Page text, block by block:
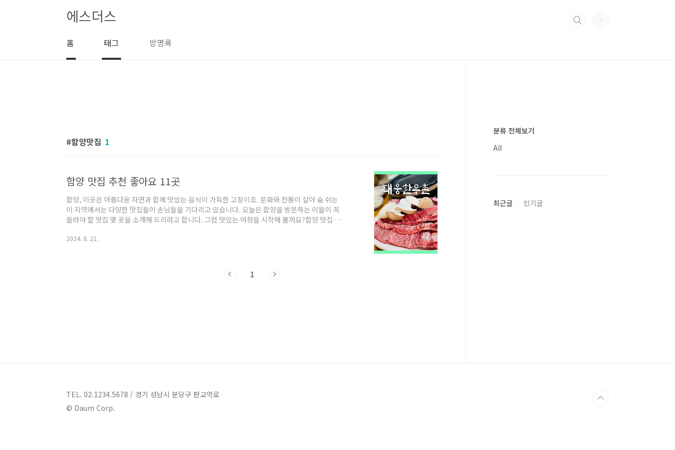
에스더스
홈 태그 방명록
함양맛집 1
함양 맛집 추천 좋아요 11곳
함양, 이곳은 아름다운 자연과 함께 맛있는 음식이 가득한 고장이죠. 문화와 전통이 살아 숨 쉬는
이 지역에서는 다양한 맛집들이 손님들을 기다리고 있습니다. 오늘은 함양을 방문하는 이들이 꼭
들러야 할 맛집 몇 곳을 소개해 드리려고 합니다. 그럼 맛있는 여정을 시작해 볼까요?함양 맛집 11
구이 대웅한우촌식당은 경남 함양군 함양읍 용평중앙길에 위치한 맛집으로, 신선한 미경산 한우
2024. 8. 21.
1
분류 전체보기
All
최근글 인기글
TEL. 02.1234.5678 / 경기 성남시 분당구 판교역로
© Daum Corp.